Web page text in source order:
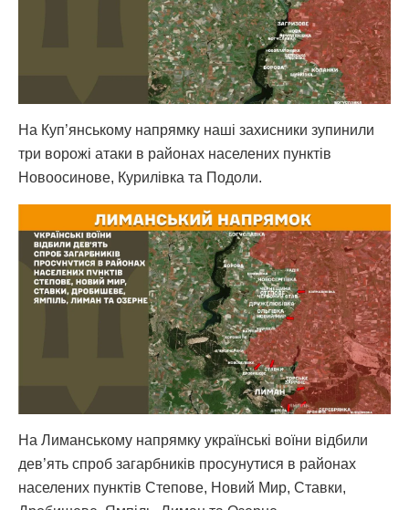
На Куп’янському напрямку наші захисники зупинили
три ворожі атаки в районах населених пунктів
Новоосинове, Курилівка та Подоли.
На Лиманському напрямку українські воїни відбили
дев’ять спроб загарбників просунутися в районах
населених пунктів Степове, Новий Мир, Ставки,